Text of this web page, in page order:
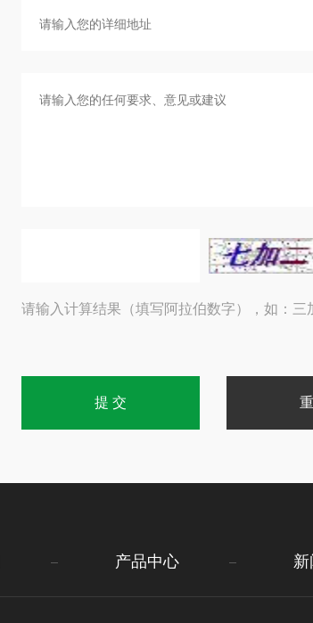
请输入计算结果（填写阿拉伯数字），如：三
产品中心